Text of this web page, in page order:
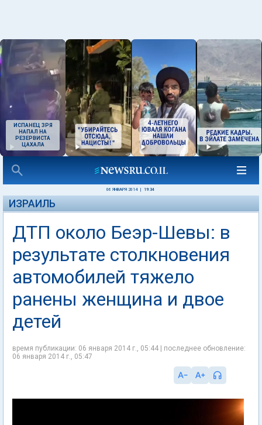
ИСПАНЕЦ ЗРЯ
НАПАЛ НА
РЕЗЕРВИСТА
ЦАХАЛА
06 ЯНВАРЯ 2014 19:34
ИЗРАИЛЬ
ДТП около Беэр-Шевы: в
результате столкновения
автомобилей тяжело
ранены женщина и двое
детей
время публикации: 06 января 2014 г., 05:44 | последнее обновление:
06 января 2014 г., 05:47